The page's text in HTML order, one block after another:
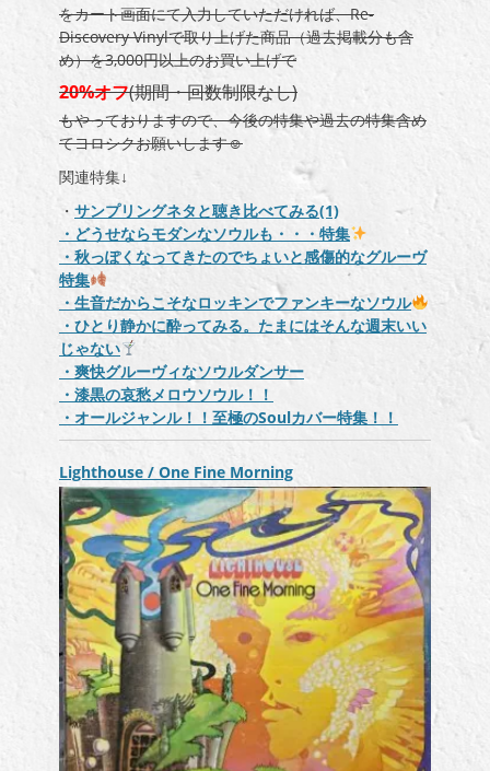
をカート画面にて入力していただければ、Re-
Discovery Vinylで取り上げた商品（過去掲載分も含
め）を3,000円以上のお買い上げで
20%オフ(期間・回数制限なし)
もやっておりますので、今後の特集や過去の特集含め
てヨロシクお願いします☺
関連特集↓
・ サンプリングネタと聴き比べてみる(1)
・どうせならモダンなソウルも・・・特集
・秋っぽくなってきたのでちょいと感傷的なグルーヴ
特集
・生音だからこそなロッキンでファンキーなソウル
・ひとり静かに酔ってみる。たまにはそんな週末いい
じゃない
・爽快グルーヴィなソウルダンサー
・漆黒の哀愁メロウソウル！！
・オールジャンル！！至極のSoulカバー特集！！
Lighthouse / One Fine Morning